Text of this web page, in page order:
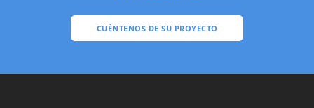
CUÉNTENOS DE SU PROYECTO